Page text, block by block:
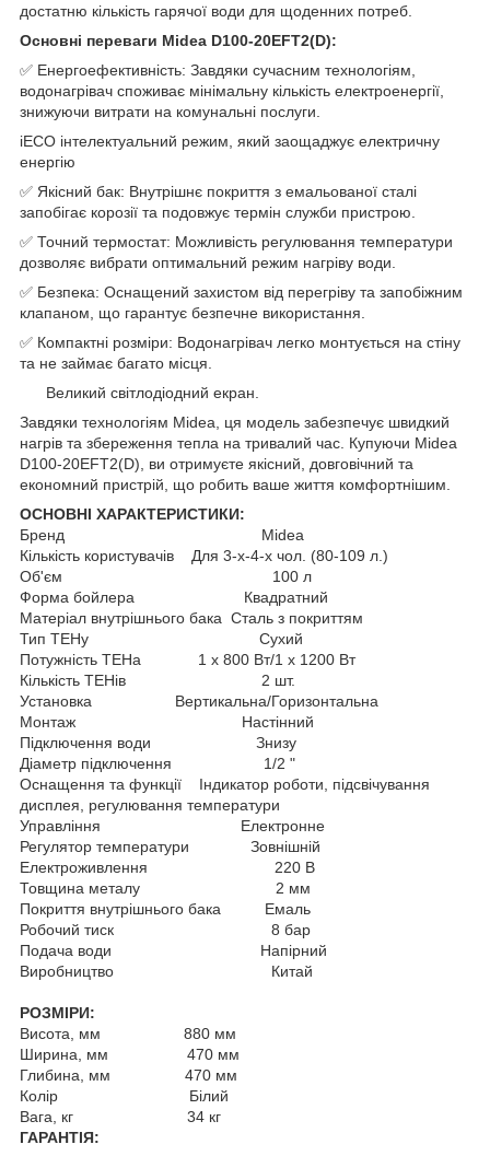
достатню кількість гарячої води для щоденних потреб.
Основні переваги Midea D100-20EFT2(D):
✅ Енергоефективність: Завдяки сучасним технологіям,
водонагрівач споживає мінімальну кількість електроенергії,
знижуючи витрати на комунальні послуги.
iECO інтелектуальний режим, який заощаджує електричну
енергію
✅ Якісний бак: Внутрішнє покриття з емальованої сталі
запобігає корозії та подовжує термін служби пристрою.
✅ Точний термостат: Можливість регулювання температури
дозволяє вибрати оптимальний режим нагріву води.
✅ Безпека: Оснащений захистом від перегріву та запобіжним
клапаном, що гарантує безпечне використання.
✅ Компактні розміри: Водонагрівач легко монтується на стіну
та не займає багато місця.
Великий світлодіодний екран.
Завдяки технологіям Midea, ця модель забезпечує швидкий
нагрів та збереження тепла на тривалий час. Купуючи Midea
D100-20EFT2(D), ви отримуєте якісний, довговічний та
економний пристрій, що робить ваше життя комфортнішим.
ОСНОВНІ ХАРАКТЕРИСТИКИ:
Бренд Midea
Кількість користувачів Для 3-х-4-х чол. (80-109 л.)
Об'єм 100 л
Форма бойлера Квадратний
Матеріал внутрішнього бака Сталь з покриттям
Тип ТЕНу Сухий
Потужність ТЕНа 1 х 800 Вт/1 х 1200 Вт
Кількість ТЕНів 2 шт.
Установка Вертикальна/Горизонтальна
Монтаж Настінний
Підключення води Знизу
Діаметр підключення 1/2 "
Оснащення та функції Індикатор роботи, підсвічування
дисплея, регулювання температури
Управління Електронне
Регулятор температури Зовнішній
Електроживлення 220 В
Товщина металу 2 мм
Покриття внутрішнього бака Емаль
Робочий тиск 8 бар
Подача води Напірний
Виробництво Китай
РОЗМІРИ:
Висота, мм 880 мм
Ширина, мм 470 мм
Глибина, мм 470 мм
Колір Білий
Вага, кг 34 кг
ГАРАНТІЯ: